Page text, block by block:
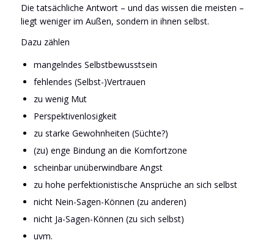
Die tatsächliche Antwort – und das wissen die meisten –
liegt weniger im Außen, sondern in ihnen selbst.
Dazu zählen
mangelndes Selbstbewusstsein
fehlendes (Selbst-)Vertrauen
zu wenig Mut
Perspektivenlosigkeit
zu starke Gewohnheiten (Süchte?)
(zu) enge Bindung an die Komfortzone
scheinbar unüberwindbare Angst
zu hohe perfektionistische Ansprüche an sich selbst
nicht Nein-Sagen-Können (zu anderen)
nicht Ja-Sagen-Können (zu sich selbst)
uvm.